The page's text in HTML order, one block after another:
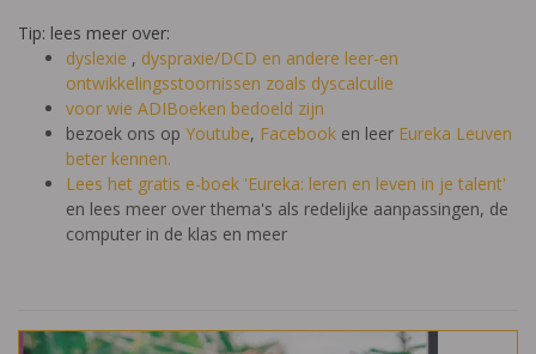
Tip: lees meer over:
dyslexie , dyspraxie/DCD en andere leer-en
ontwikkelingsstoornissen zoals dyscalculie
voor wie ADIBoeken bedoeld zijn
bezoek ons op Youtube, Facebook en leer Eureka Leuven
beter kennen.
Lees het gratis e-boek 'Eureka: leren en leven in je talent'
en lees meer over thema's als redelijke aanpassingen, de
computer in de klas en meer